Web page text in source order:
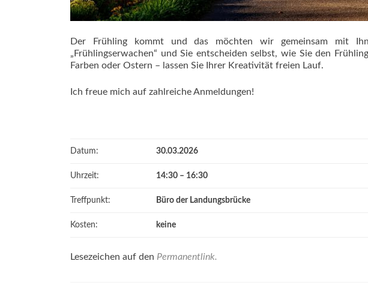
Der Frühling kommt und das möchten wir gemeinsam mit
„Frühlingserwachen“ und Sie entscheiden selbst, wie Sie den
Farben oder Ostern – lassen Sie Ihrer Kreativität freien Lauf.
Ich freue mich auf zahlreiche Anmeldungen!
Datum: 30.03.2026
Uhrzeit: 14:30 – 16:30
Treffpunkt: Büro der Landungsbrücke
Kosten: keine
Lesezeichen auf den Permanentlink.